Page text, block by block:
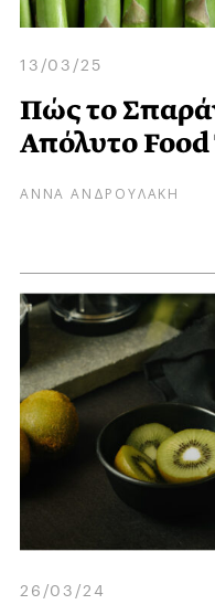
13/03/25
Πώς το
Απόλυτο
ΑΝΝΑ ΑΝΔΡΟΥΛΑΚΗ
26/03/24